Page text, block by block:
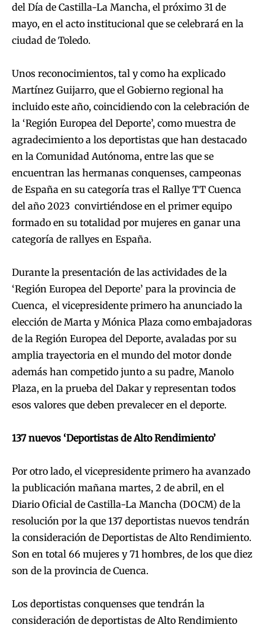
del Día de Castilla-La Mancha, el próximo 31 de
mayo, en el acto institucional que se celebrará en la
ciudad de Toledo.
Unos reconocimientos, tal y como ha explicado
Martínez Guijarro, que el Gobierno regional ha
incluido este año, coincidiendo con la celebración de
la ‘Región Europea del Deporte’, como muestra de
agradecimiento a los deportistas que han destacado
en la Comunidad Autónoma, entre las que se
encuentran las hermanas conquenses, campeonas
de España en su categoría tras el Rallye TT Cuenca
del año 2023 convirtiéndose en el primer equipo
formado en su totalidad por mujeres en ganar una
categoría de rallyes en España.
Durante la presentación de las actividades de la
‘Región Europea del Deporte’ para la provincia de
Cuenca, el vicepresidente primero ha anunciado la
elección de Marta y Mónica Plaza como embajadoras
de la Región Europea del Deporte, avaladas por su
amplia trayectoria en el mundo del motor donde
además han competido junto a su padre, Manolo
Plaza, en la prueba del Dakar y representan todos
esos valores que deben prevalecer en el deporte.
137 nuevos ‘Deportistas de Alto Rendimiento’
Por otro lado, el vicepresidente primero ha avanzado
la publicación mañana martes, 2 de abril, en el
Diario Oficial de Castilla-La Mancha (DOCM) de la
resolución por la que 137 deportistas nuevos tendrán
la consideración de Deportistas de Alto Rendimiento.
Son en total 66 mujeres y 71 hombres, de los que diez
son de la provincia de Cuenca.
Los deportistas conquenses que tendrán la
consideración de deportistas de Alto Rendimiento